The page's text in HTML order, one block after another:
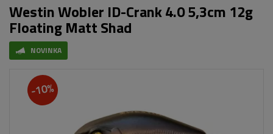
Westin Wobler ID-Crank 4.0 5,3cm 12g
Floating Matt Shad
NOVINKA
-10%